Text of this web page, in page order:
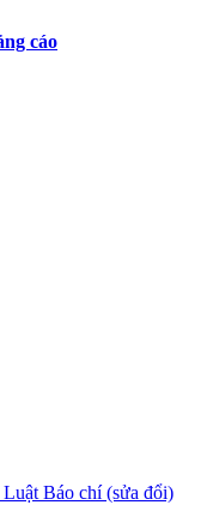
cáo
Báo chí (sửa đổi)